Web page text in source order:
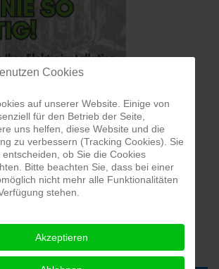
Cookies
auf unserer Website. Einige von
für den Betrieb der Seite,
uns helfen, diese Website und die
zu verbessern (Tracking Cookies). Sie
ob Sie die Cookies
Bitte beachten Sie, dass bei einer
nicht mehr alle Funktionalitäten
stehen.
Akzeptieren